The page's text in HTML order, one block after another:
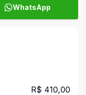
WhatsApp
R$ 410,00